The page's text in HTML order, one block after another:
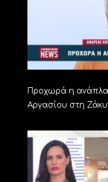
Προχωρά η
Αργασίου στη